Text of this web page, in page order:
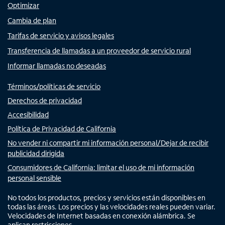
Optimizar
Cambia de plan
Tarifas de servicio y avisos legales
Transferencia de llamadas a un proveedor de servicio rural
Informar llamadas no deseadas
Términos/políticas de servicio
Derechos de privacidad
Accesibilidad
Política de Privacidad de California
No vender ni compartir mi información personal/Dejar de recibir
publicidad dirigida
Consumidores de California: limitar el uso de mi información
personal sensible
No todos los productos, precios y servicios están disponibles en
todas las áreas. Los precios y las velocidades reales pueden variar.
Velocidades de Internet basadas en conexión alámbrica. Se